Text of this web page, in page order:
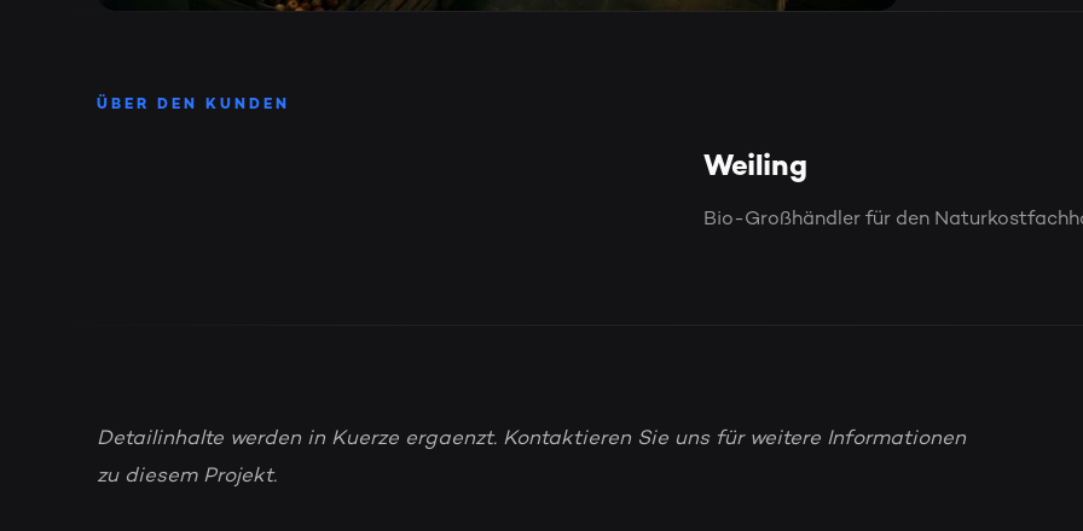
ÜBER DEN KUNDEN
Weiling
Bio-Großhändler für den
Detailinhalte werden in Kuerze ergaenzt. Kontaktieren Sie uns für weitere Informationen
zu diesem Projekt.